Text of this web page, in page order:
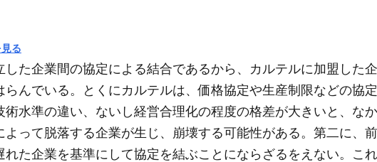
る
た企業間の協定による結合であるから、カルテルに加盟した
らんでいる。とくにカルテルは、価格協定や生産制限などの協
術水準の違い、ないし経営合理化の程度の格差が大きいと、な
よって脱落する企業が生じ、崩壊する可能性がある。第二に、
れた企業を基準にして協定を結ぶことにならざるをえない。こ